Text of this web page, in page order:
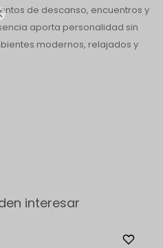
de descanso, encuentros y
aporta personalidad sin
modernos, relajados y
interesar